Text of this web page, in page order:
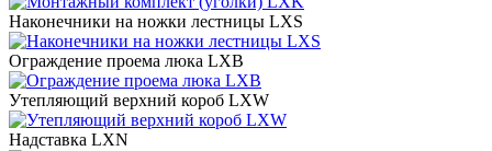
Наконечники на ножки лестницы LXS
Ограждение проема люка LXB
Утепляющий верхний короб LXW
Надставка LXN